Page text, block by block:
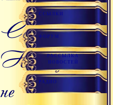
Сатсанг
Никогда
не
ССЫЛКИ
ФОРУМ
РАССЫЛКА
НОВОСТЕЙ
РАДИО